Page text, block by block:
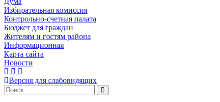
Избирательная комиссия
Контрольно-счетная палата
Бюджет для граждан
Жителям и гостям района
Информационная
Карта сайта
Новости
Версия для слабовидящих